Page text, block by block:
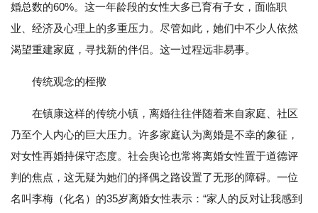
婚总数的60%。这一年龄段的女性大多已育有子女，面临职
业、经济及心理上的多重压力。尽管如此，她们中不少人依然
渴望重建家庭，寻找新的伴侣。这一过程远非易事。
传统观念的桎擏
在镇康这样的传统小镇，离婚往往伴随着来自家庭、社区
乃至个人内心的巨大压力。许多家庭认为离婚是不幸的象征，
对女性再婚持保守态度。社会舆论也常将离婚女性置于道德评
判的焦点，这无疑为她们的择偶之路设置了无形的障碍。一位
名叫李梅（化名）的35岁离婚女性表示：“家人的反对让我感到